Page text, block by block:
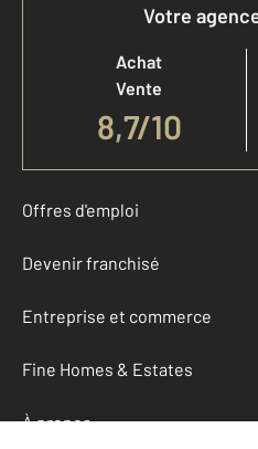
Votre
Achat
Vente
8,7/10
Offres d'emploi
Devenir franchisé
Entreprise et commerce
Fine Homes & Estates
À propos